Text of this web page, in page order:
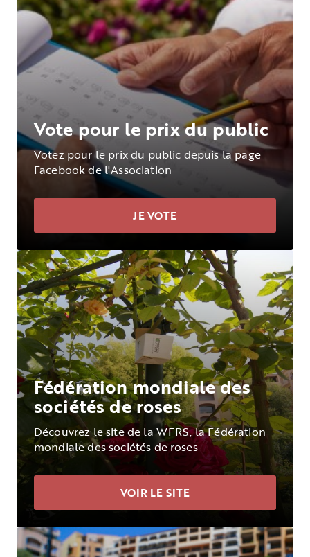
Vote pour le prix du public
Votez pour le prix du public depuis la page
Facebook de l'Association
JE VOTE
Fédération mondiale des
sociétés de roses
Découvrez le site de la WFRS, la Fédération
mondiale des sociétés de roses
VOIR LE SITE